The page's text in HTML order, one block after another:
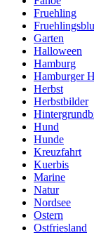
Fruehling
Garten
Halloween
Hamburg
Hamburger
Herbst
Herbstbilder
Hund
Hunde
Kreuzfahrt
Kuerbis
Marine
Natur
Nordsee
Ostern
Ostfriesland